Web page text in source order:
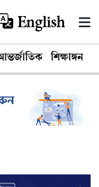
English
শিক্ষাঙ্গন